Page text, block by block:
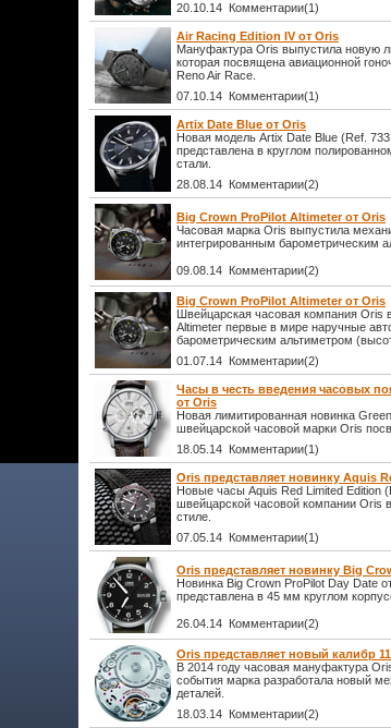
20.10.14 Комментарии(1)
Air Racing Edition IV от Oris
Мануфактура Oris выпустила новую
которая посвящена авиационной
Reno Air Race.
07.10.14 Комментарии(1)
Artix Date Blue от Oris
Новая модель Artix Date Blue (Ref.
представлена в круглом
стали.
28.08.14 Комментарии(2)
Big Crown ProPilot Altimeter от Oris
Часовая марка Oris выпустила
интегрированным барометрическим
09.08.14 Комментарии(2)
Big Crown ProPilot Altimeter от Oris
Швейцарская часовая компания Oris
Altimeter первые в мире наручные
барометрическим альтиметром
01.07.14 Комментарии(2)
Часы в честь введения часовых
от Oris
Новая лимитированная новинка
швейцарской часовой марки Oris
18.05.14 Комментарии(1)
Oris представляет новинку Aquis
Новые часы Aquis Red Limited Edition
швейцарской часовой компании Oris
стиле.
07.05.14 Комментарии(1)
Oris представляет новинку Big
Новинка Big Crown ProPilot Day Date
представлена в 45 мм круглом
26.04.14 Комментарии(2)
Oris представляет новый калибр
В 2014 году часовая мануфактура
события марка разработала новый
деталей.
18.03.14 Комментарии(2)